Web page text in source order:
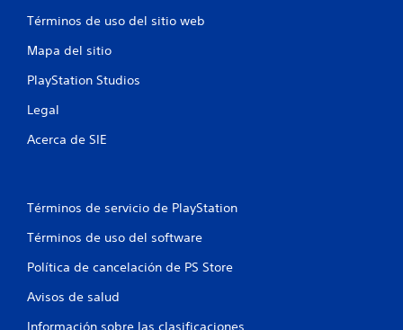
Términos de uso del sitio web
Mapa del sitio
PlayStation Studios
Legal
Acerca de SIE
Términos de servicio de PlayStation
Términos de uso del software
Política de cancelación de PS Store
Avisos de salud
Información sobre las clasificaciones